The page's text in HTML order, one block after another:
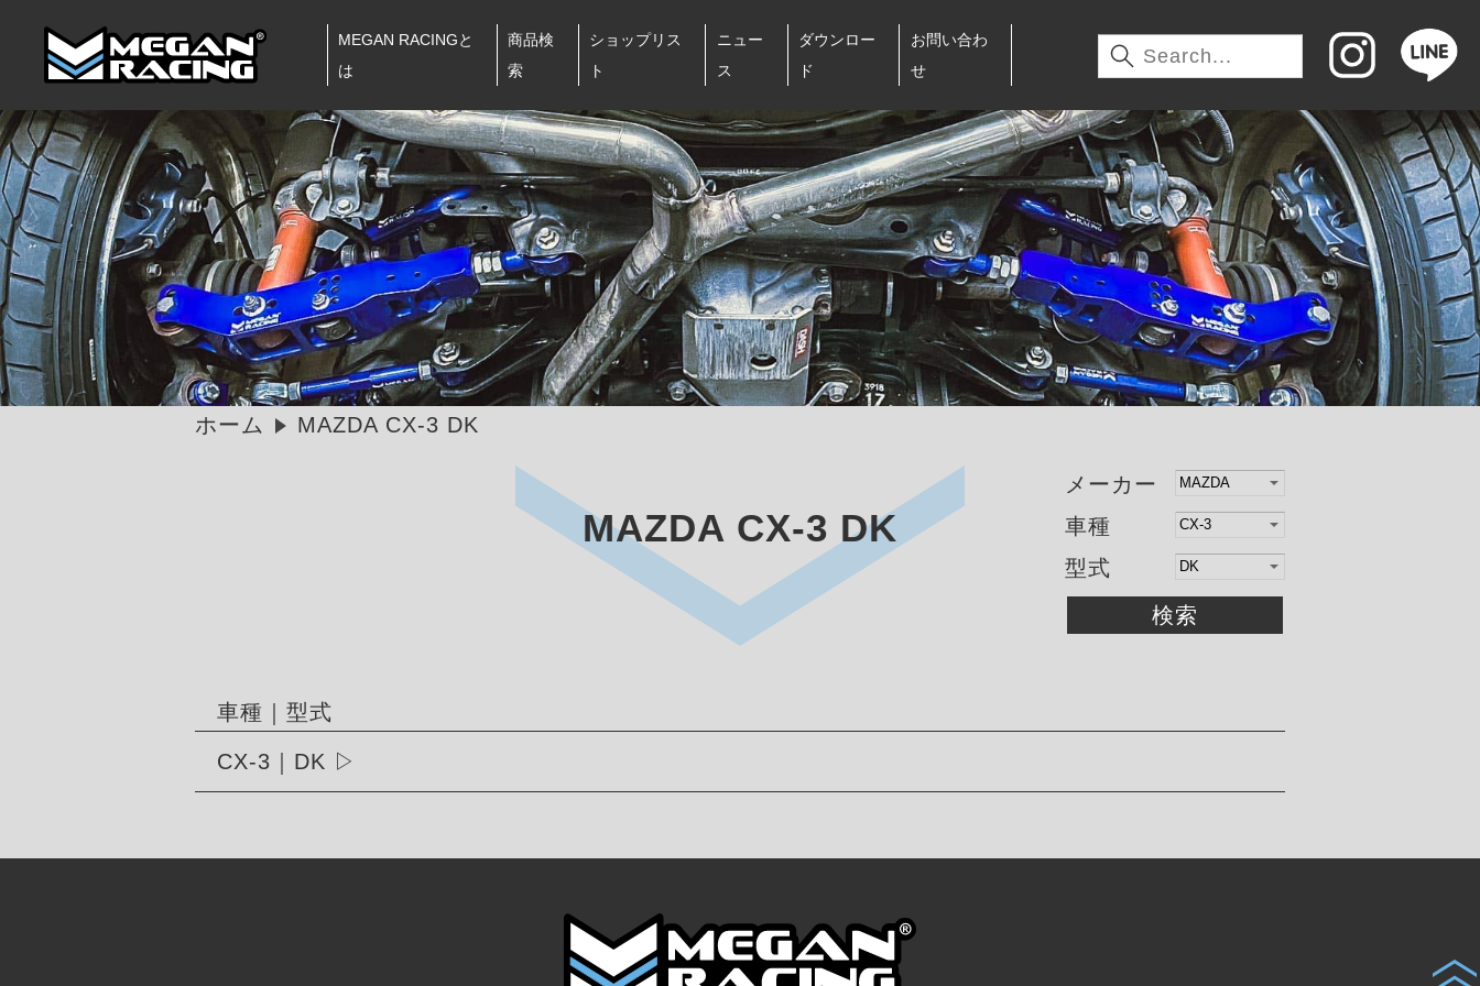
MEGAN RACINGと
は
商品検
索
ショップリス
ト
ニュー
ス
ダウンロー
ド
お問い合わ
せ
ホーム MAZDA CX-3 DK
MAZDA CX-3 DK
メーカー
車種
型式
検索
車種｜型式
CX-3｜DK